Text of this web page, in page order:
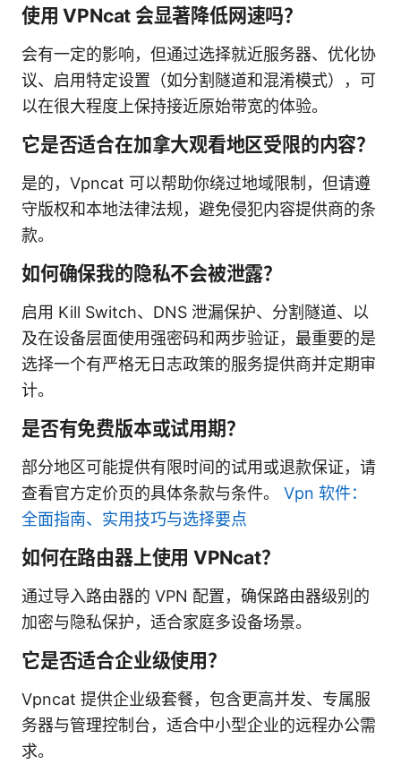
使用 VPNcat 会显著降低网速吗？
会有一定的影响，但通过选择就近服务器、优化协
议、启用特定设置（如分割隧道和混淆模式），可
以在很大程度上保持接近原始带宽的体验。
它是否适合在加拿大观看地区受限的内容？
是的，Vpncat 可以帮助你绕过地域限制，但请遵
守版权和本地法律法规，避免侵犯内容提供商的条
款。
如何确保我的隐私不会被泄露？
启用 Kill Switch、DNS 泄漏保护、分割隧道、以
及在设备层面使用强密码和两步验证，最重要的是
选择一个有严格无日志政策的服务提供商并定期审
计。
是否有免费版本或试用期？
部分地区可能提供有限时间的试用或退款保证，请
查看官方定价页的具体条款与条件。 Vpn 软件：
全面指南、实用技巧与选择要点
如何在路由器上使用 VPNcat？
通过导入路由器的 VPN 配置，确保路由器级别的
加密与隐私保护，适合家庭多设备场景。
它是否适合企业级使用？
Vpncat 提供企业级套餐，包含更高并发、专属服
务器与管理控制台，适合中小型企业的远程办公需
求。